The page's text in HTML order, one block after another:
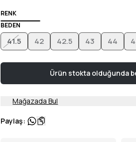
RENK
BEDEN
41.5 42 42.5 43 44
Ürün stokta olduğunda
Mağazada Bul
Paylaş: